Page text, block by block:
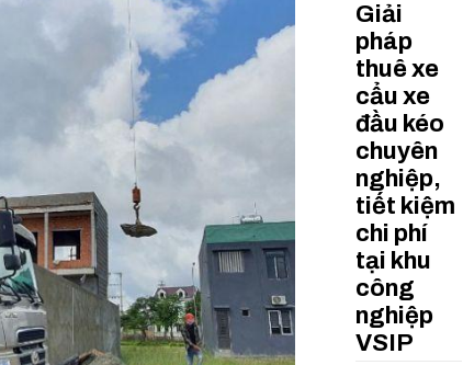
Giải
pháp
thuê xe
cẩu xe
đầu kéo
chuyên
nghiệp,
tiết kiệm
chi phí
tại khu
công
nghiệp
VSIP